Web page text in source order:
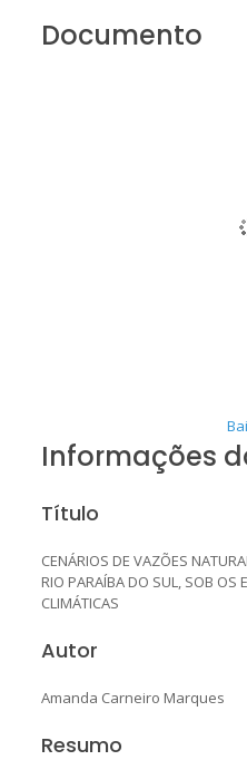
Documento
Informações
Título
CENÁRIOS DE VAZÕES
RIO PARAÍBA DO SUL, SOB OS
CLIMÁTICAS
Autor
Amanda Carneiro Marques
Resumo